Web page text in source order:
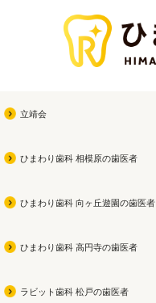
立靖会
ひまわり歯科 相模原の歯医者
ひまわり歯科 向ヶ丘遊園の歯医者
ひまわり歯科 高円寺の歯医者
ラビット歯科 松戸の歯医者